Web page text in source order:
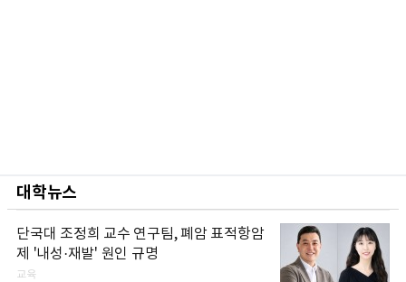
대학뉴스
단국대 조정희 교수 연구팀, 폐암 표적항암
제 '내성·재발' 원인 규명
교육